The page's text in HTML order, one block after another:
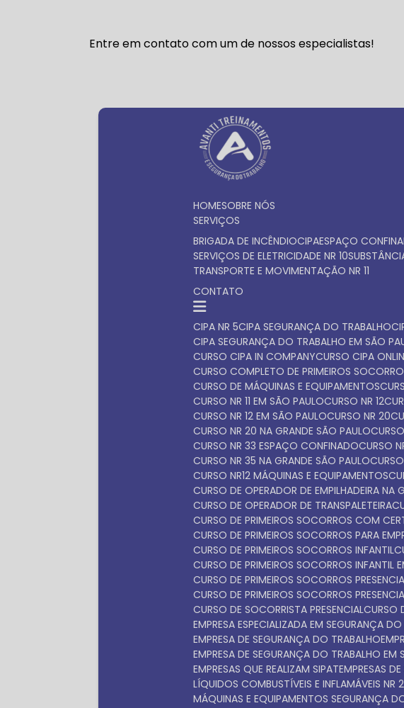
Entre em contato com um de nossos especialistas!
HOME SOBRE NÓS
SERVIÇOS
BRIGADA DE INCÊNDIO CIPA ESPAÇO
SERVIÇOS DE ELETRICIDADE NR 10
TRANSPORTE E MOVIMENTAÇÃO NR 11
CONTATO
CIPA NR 5 CIPA SEGURANÇA DO TRABALHO
CIPA SEGURANÇA DO TRABALHO EM SÃO
CURSO CIPA IN COMPANY CURSO CIPA
CURSO COMPLETO DE PRIMEIROS
CURSO DE MÁQUINAS E EQUIPAMENTOS
CURSO NR 11 EM SÃO PAULO CURSO NR 12
CURSO NR 12 EM SÃO PAULO CURSO NR 20
CURSO NR 20 NA GRANDE SÃO PAULO
CURSO NR 33 ESPAÇO CONFINADO CURSO
CURSO NR 35 NA GRANDE SÃO PAULO
CURSO NR12 MÁQUINAS E EQUIPAMENTOS
CURSO DE OPERADOR DE EMPILHADEIRA NA
CURSO DE OPERADOR DE TRANSPALETEIRA
CURSO DE PRIMEIROS SOCORROS COM
CURSO DE PRIMEIROS SOCORROS PARA
CURSO DE PRIMEIROS SOCORROS INFANTIL
CURSO DE PRIMEIROS SOCORROS INFANTIL
CURSO DE PRIMEIROS SOCORROS
CURSO DE PRIMEIROS SOCORROS
CURSO DE SOCORRISTA PRESENCIAL
EMPRESA ESPECIALIZADA EM SEGURANÇA
EMPRESA DE SEGURANÇA DO TRABALHO
EMPRESA DE SEGURANÇA DO TRABALHO EM
EMPRESAS QUE REALIZAM SIPAT EMPRESAS
LÍQUIDOS COMBUSTÍVEIS E INFLAMÁVEIS NR
MÁQUINAS E EQUIPAMENTOS SEGURANÇA